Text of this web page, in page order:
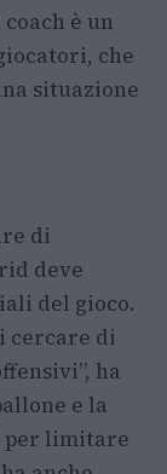
è un
che
situazione
di
deve
del gioco.
cercare di
ha
e la
per limitare